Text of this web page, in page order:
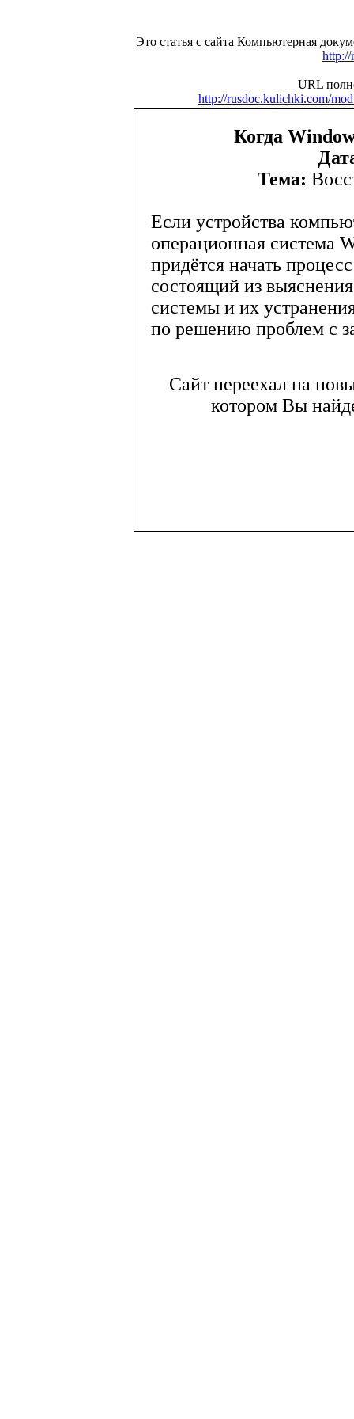
Это статья с сайта Компьютерная
http://
URL
http://rusdoc.kulichki.com/
Когда
Тема:
Если устройства
операционная система
придётся начать
состоящий из
системы и их
по решению проблем с
Сайт переехал на
котором Вы